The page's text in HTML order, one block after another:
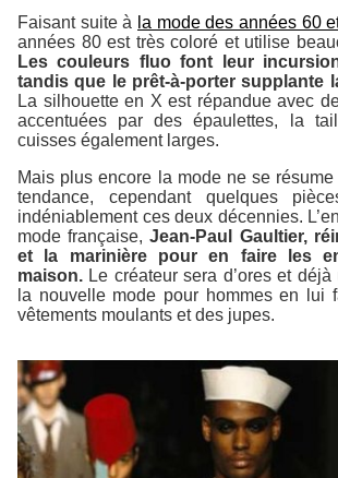
Faisant suite à la mode des années 60
années 80 est très coloré et utilise
Les couleurs fluo font leur
tandis que le prêt-à-porter supplante
La silhouette en X est répandue avec
accentuées par des épaulettes, la
cuisses également larges.
Mais plus encore la mode ne se
tendance, cependant quelques
indéniablement ces deux décennies.
mode française,Jean-Paul Gaultier,
et la marinière pour en faire les
maison. Le créateur sera d’ores et
la nouvelle mode pour hommes en lui
vêtements moulants et des jupes.